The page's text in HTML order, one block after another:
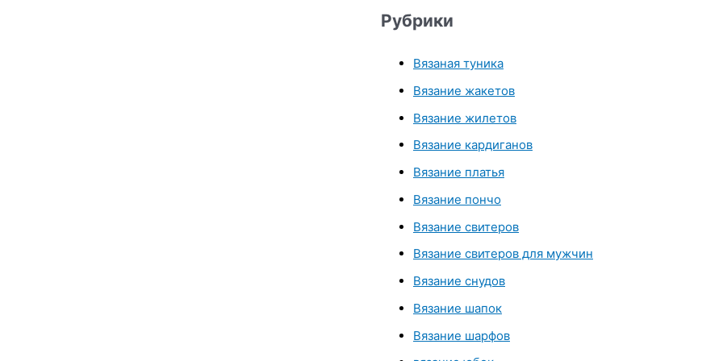
Рубрики
Вязаная туника
Вязание жакетов
Вязание жилетов
Вязание кардиганов
Вязание платья
Вязание пончо
Вязание свитеров
Вязание свитеров для мужчин
Вязание снудов
Вязание шапок
Вязание шарфов